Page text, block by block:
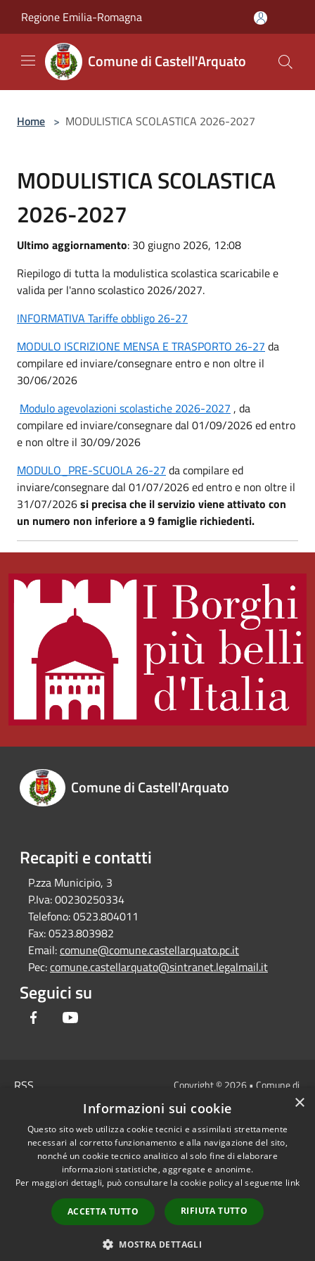
Regione Emilia-Romagna
Comune di Castell'Arquato
Home > MODULISTICA SCOLASTICA 2026-2027
MODULISTICA SCOLASTICA
2026-2027
Ultimo aggiornamento: 30 giugno 2026, 12:08
Riepilogo di tutta la modulistica scolastica scaricabile e
valida per l'anno scolastico 2026/2027.
INFORMATIVA Tariffe obbligo 26-27
MODULO ISCRIZIONE MENSA E TRASPORTO 26-27 da
compilare ed inviare/consegnare entro e non oltre il
30/06/2026
Modulo agevolazioni scolastiche 2026-2027 , da
compilare ed inviare/consegnare dal 01/09/2026 ed entro
e non oltre il 30/09/2026
MODULO_PRE-SCUOLA 26-27 da compilare ed
inviare/consegnare dal 01/07/2026 ed entro e non oltre il
31/07/2026si precisa che il servizio viene attivato con
un numero non inferiore a 9 famiglie richiedenti.
Comune di Castell'Arquato
Recapiti e contatti
P.zza Municipio, 3
P.Iva:00230250334
Telefono:0523.804011
Fax:0523.803982
Email:comune@comune.castellarquato.pc.it
Pec:comune.castellarquato@sintranet.legalmail.it
Seguici su
Facebook
RSS
Cookie
Mappa del sito
DICHIARAZIONE DI
ACCESSIBILITA'
Privacy: allegati
OBIETTIVI DI
Copyright © 2026 • Comune di
Castell'Arquato • Powered by
redazione
×
Informazioni sui cookie
Questo sito web utilizza cookie tecnici e assimilati strettamente
necessari al corretto funzionamento e alla navigazione del sito,
nonché un cookie tecnico analitico al solo fine di elaborare
informazioni statistiche, aggregate e anonime.
Per maggiori dettagli, può consultare la cookie policy al seguente link
ACCETTA TUTTO RIFIUTA TUTTO
MOSTRA DETTAGLI